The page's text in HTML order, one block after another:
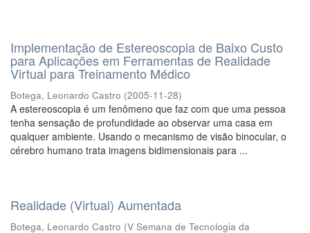
Implementação de Estereoscopia de Baixo Custo
para Aplicações em Ferramentas de Realidade
Virtual para Treinamento Médico
Botega, Leonardo Castro (2005-11-28)
A estereoscopia é um fenômeno que faz com que uma pessoa
tenha sensação de profundidade ao observar uma casa em
qualquer ambiente. Usando o mecanismo de visão binocular, o
cérebro humano trata imagens bidimensionais para ...
Realidade (Virtual) Aumentada
Botega, Leonardo Castro (V Semana de Tecnologia da